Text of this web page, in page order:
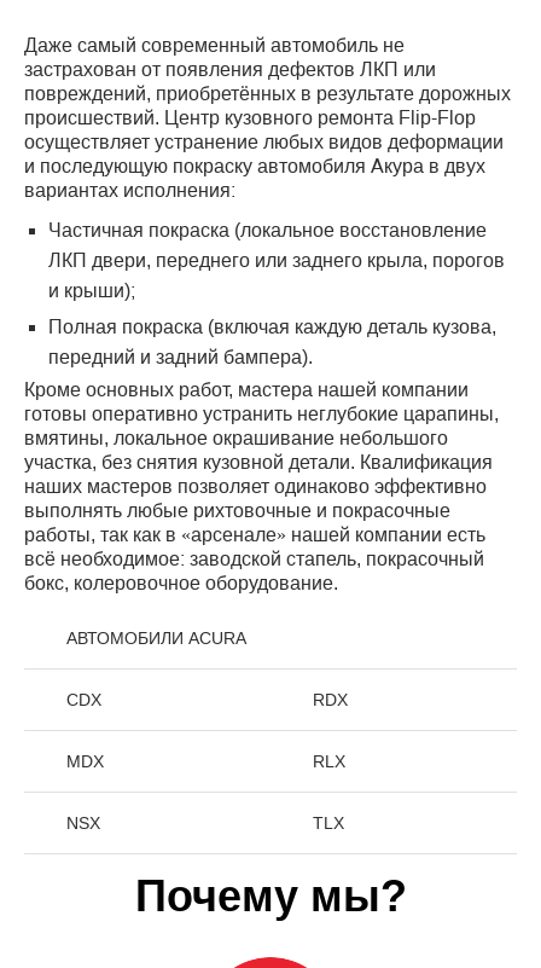
Даже самый современный автомобиль не
застрахован от появления дефектов ЛКП или
повреждений, приобретённых в результате дорожных
происшествий. Центр кузовного ремонта Flip-Flop
осуществляет устранение любых видов деформации
и последующую покраску автомобиля Акура в двух
вариантах исполнения:
Частичная покраска (локальное восстановление
ЛКП двери, переднего или заднего крыла, порогов
и крыши);
Полная покраска (включая каждую деталь кузова,
передний и задний бампера).
Кроме основных работ, мастера нашей компании
готовы оперативно устранить неглубокие царапины,
вмятины, локальное окрашивание небольшого
участка, без снятия кузовной детали. Квалификация
наших мастеров позволяет одинаково эффективно
выполнять любые рихтовочные и покрасочные
работы, так как в «арсенале» нашей компании есть
всё необходимое: заводской стапель, покрасочный
бокс, колеровочное оборудование.
АВТОМОБИЛИ ACURA
CDX RDX
MDX RLX
NSX TLX
Почему мы?